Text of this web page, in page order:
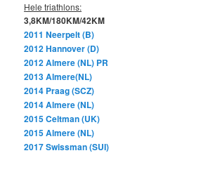
Hele triathlons:
3,8KM/180KM/42KM
2011 Neerpelt (B)
2012 Hannover (D)
2012 Almere (NL) PR
2013 Almere(NL)
2014 Praag (SCZ)
2014 Almere (NL)
2015 Celtman (UK)
2015 Almere (NL)
2017 Swissman (SUI)